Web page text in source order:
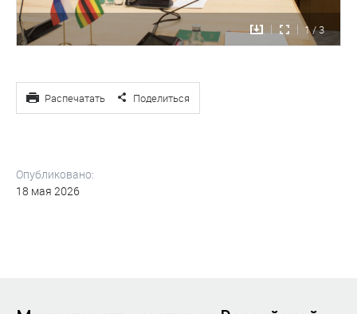
1 / 3
Распечатать Поделиться
Опубликовано:
18 мая 2026